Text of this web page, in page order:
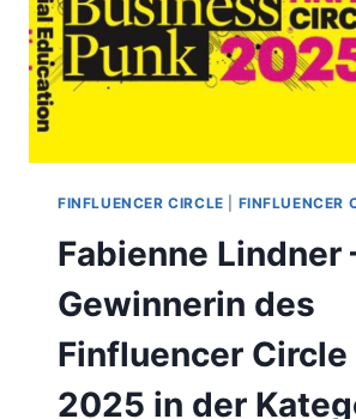
FINFLUENCER CIRCLE FINFLUENCER
Fabienne Lindner
Gewinnerin des
Finfluencer Circle
2025 in der